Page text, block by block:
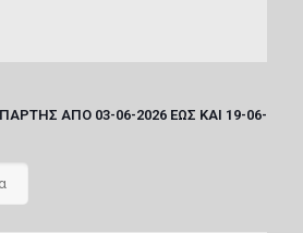
ΑΠΟ 03-06-2026 ΕΩΣ ΚΑΙ 19-06-